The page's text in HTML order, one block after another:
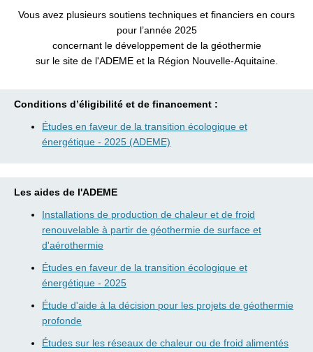
Vous avez plusieurs soutiens techniques et financiers en cours
pour l’année 2025
concernant le développement de la géothermie
sur le site de l'ADEME et la Région Nouvelle-Aquitaine.
Conditions d’éligibilité et de financement :
Études en faveur de la transition écologique et
énergétique - 2025 (ADEME)
Les aides de l'ADEME
Installations de production de chaleur et de froid
renouvelable à partir de géothermie de surface et
d'aérothermie
Études en faveur de la transition écologique et
énergétique - 2025
Étude d'aide à la décision pour les projets de géothermie
profonde
Études sur les réseaux de chaleur ou de froid alimentés